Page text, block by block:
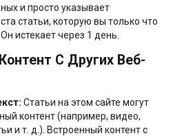
и просто указывает
статьи, которую вы только что
истекает через 1 день.
С Других Веб-
Статьи на этом сайте могут
контент (например, видео,
и т. д.). Встроенный контент с